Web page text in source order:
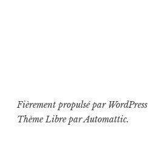
Fièrement propulsé par WordPress
Thème Libre parAutomattic.